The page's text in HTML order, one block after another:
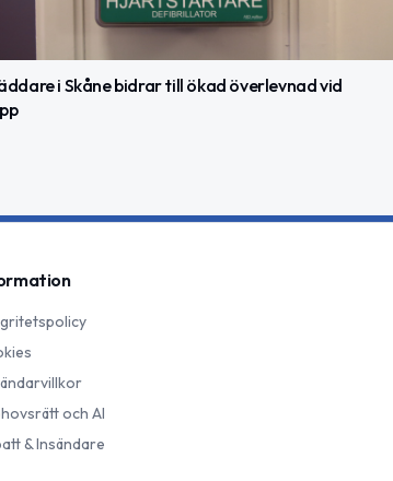
i Skåne bidrar till ökad överlevnad vid
och AI
& Insändare